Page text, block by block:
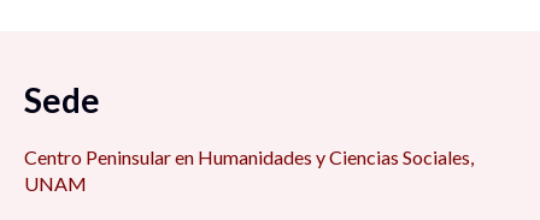
Sede
Centro Peninsular en Humanidades y Ciencias Sociales,
UNAM